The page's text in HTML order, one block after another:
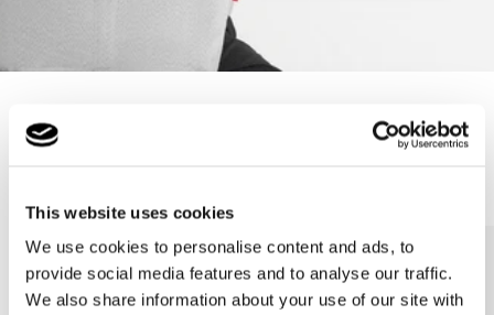
This website uses cookies
We use cookies to personalise content and ads, to
provide social media features and to analyse our traffic.
We also share information about your use of our site with